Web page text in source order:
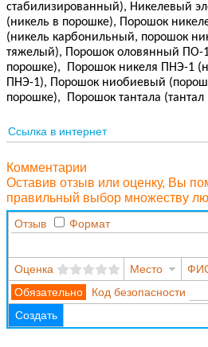
стабилизированный), Никелевый
(никель в порошке), Порошок
(никель карбонильный, порошок
тяжелый), Порошок оловянный ПО-
порошке), Порошок никеля ПНЭ-1
ПНЭ-1), Порошок ниобиевый
порошке), Порошок тантала (тантал
Ссылка в интернет
Комментарии
Оставив отзыв или оценку, Вы
правильный выбор множеству
Отзыв Формат
Оценка Место
Код безопасности
Создать